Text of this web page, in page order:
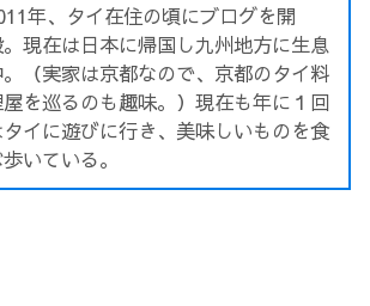
年、タイ在住の頃にブログを開
。現在は日本に帰国し九州地方に生息
。（実家は京都なので、京都のタイ料
を巡るのも趣味。）現在も年に１回
タイに遊びに行き、美味しいものを食
いている。